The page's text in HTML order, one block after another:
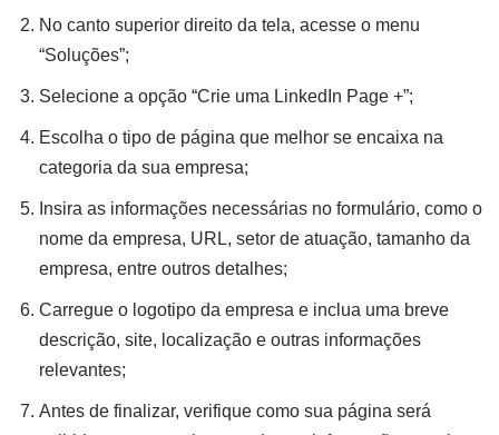
No canto superior direito da tela, acesse o menu
“Soluções”;
Selecione a opção “Crie uma LinkedIn Page +”;
Escolha o tipo de página que melhor se encaixa na
categoria da sua empresa;
Insira as informações necessárias no formulário, como o
nome da empresa, URL, setor de atuação, tamanho da
empresa, entre outros detalhes;
Carregue o logotipo da empresa e inclua uma breve
descrição, site, localização e outras informações
relevantes;
Antes de finalizar, verifique como sua página será